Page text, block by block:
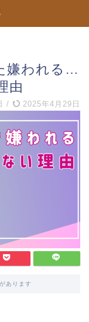
嫌われる…
由
/ 2025年4月29日
あります